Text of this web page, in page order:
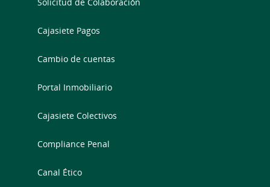
Cajasiete Pagos
Cambio de cuentas
Portal Inmobiliario
Cajasiete Colectivos
Compliance Penal
Canal Ético